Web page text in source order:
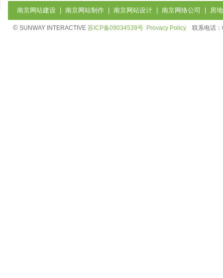
南京网站建设 南京网站制作 南京网站设计 南京网络公司 房
© SUNWAY INTERACTIVE 苏ICP备09034539号 Provacy Policy 联系电话